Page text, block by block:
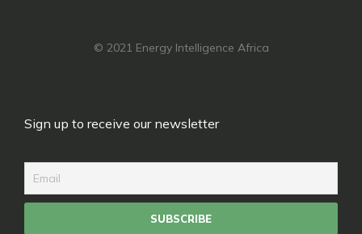
© 2021 Energy Intelligence Africa
Sign up to receive our newsletter